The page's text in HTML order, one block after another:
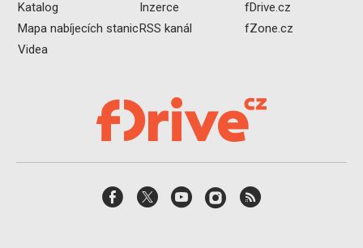
Katalog
Mapa nabíjecích stanic
Videa
Inzerce
RSS kanál
fDrive.cz
fZone.cz